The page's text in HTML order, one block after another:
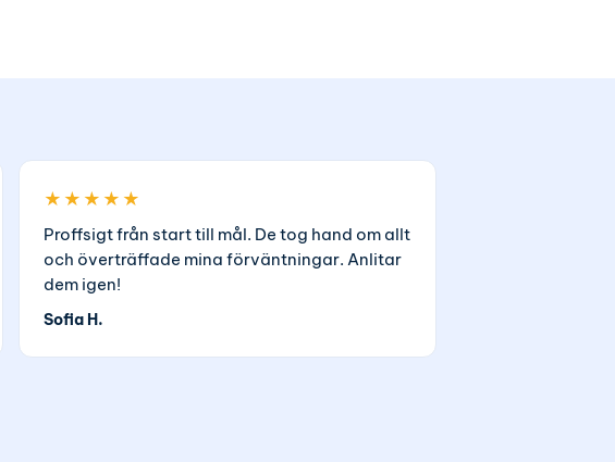
★★★★★
Proffsigt från start till mål. De tog hand om allt
och överträffade mina förväntningar. Anlitar
dem igen!
Sofia H.